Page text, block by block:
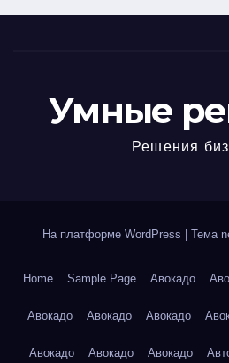
Умные
Решения
На платформе WordPress Тема
Home Sample Page Авокадо
Авокадо Авокадо Авокадо
Авокадо Авокадо Авокадо